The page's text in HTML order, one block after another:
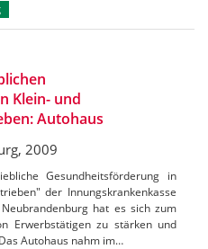
Klein- und
Autohaus
2009
Gesundheitsförderung in
der Innungskrankenkasse
hat es sich zum
Erwerbstätigen zu stärken und
Autohaus nahm im…